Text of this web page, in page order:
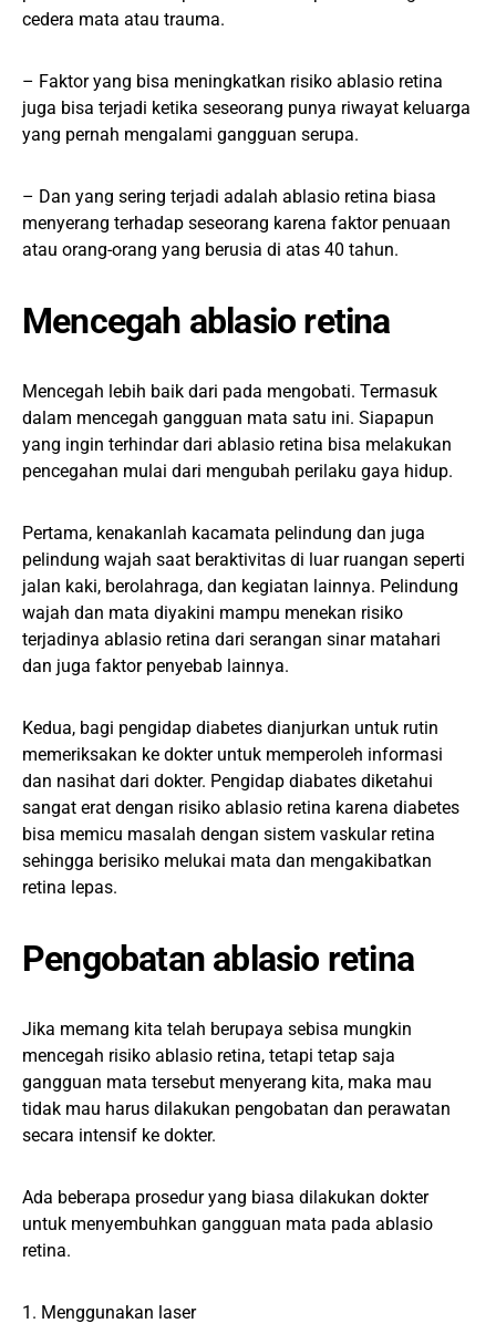
cedera mata atau trauma.
– Faktor yang bisa meningkatkan risiko ablasio retina
juga bisa terjadi ketika seseorang punya riwayat keluarga
yang pernah mengalami gangguan serupa.
– Dan yang sering terjadi adalah ablasio retina biasa
menyerang terhadap seseorang karena faktor penuaan
atau orang-orang yang berusia di atas 40 tahun.
Mencegah ablasio retina
Mencegah lebih baik dari pada mengobati. Termasuk
dalam mencegah gangguan mata satu ini. Siapapun
yang ingin terhindar dari ablasio retina bisa melakukan
pencegahan mulai dari mengubah perilaku gaya hidup.
Pertama, kenakanlah kacamata pelindung dan juga
pelindung wajah saat beraktivitas di luar ruangan seperti
jalan kaki, berolahraga, dan kegiatan lainnya. Pelindung
wajah dan mata diyakini mampu menekan risiko
terjadinya ablasio retina dari serangan sinar matahari
dan juga faktor penyebab lainnya.
Kedua, bagi pengidap diabetes dianjurkan untuk rutin
memeriksakan ke dokter untuk memperoleh informasi
dan nasihat dari dokter. Pengidap diabates diketahui
sangat erat dengan risiko ablasio retina karena diabetes
bisa memicu masalah dengan sistem vaskular retina
sehingga berisiko melukai mata dan mengakibatkan
retina lepas.
Pengobatan ablasio retina
Jika memang kita telah berupaya sebisa mungkin
mencegah risiko ablasio retina, tetapi tetap saja
gangguan mata tersebut menyerang kita, maka mau
tidak mau harus dilakukan pengobatan dan perawatan
secara intensif ke dokter.
Ada beberapa prosedur yang biasa dilakukan dokter
untuk menyembuhkan gangguan mata pada ablasio
retina.
1. Menggunakan laser